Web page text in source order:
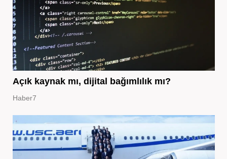
Açık kaynak mı, dijital bağımlılık mı?
Haber7